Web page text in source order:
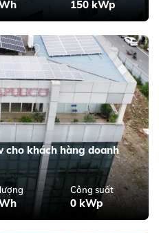
150 kWp
cho khách hàng doanh
Công suất
0 kWp